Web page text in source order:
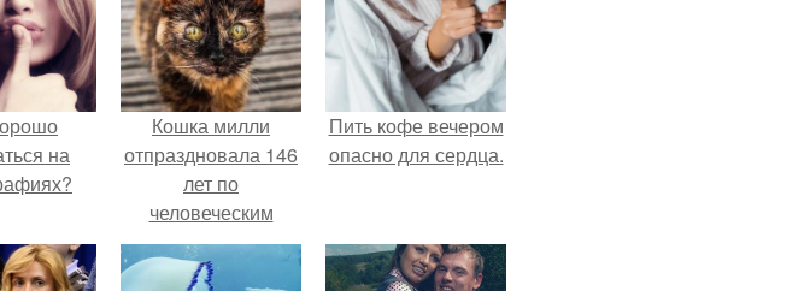
на
Кошка милли
отпраздновала 146
лет по
человеческим
Меркам и
претендует на
Пить кофе вечером
опасно для сердца.